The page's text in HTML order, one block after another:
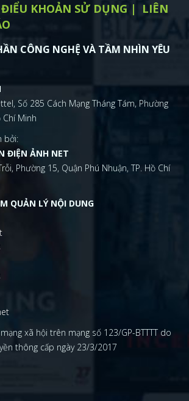
ĐIỂU KHOẢN SỬ DỤNG
LIÊN
CÔNG NGHỆ VÀ TẦM NHÌN YÊU
Số 285 Cách Mạng Tháng Tám, Phường
Chí Minh
bởi:
ĐIỆN ẢNH NET
Phường 15, Quận Phú Nhuận, TP. Hồ Chí
QUẢN LÝ NỘI DUNG
xã hội trên mạng số 123/GP-BTTTT do
thông cấp ngày 23/3/2017